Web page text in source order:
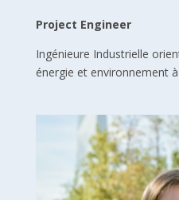
Project Engineer
Ingénieure Industrielle
énergie et environnement